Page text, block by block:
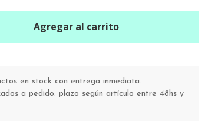
Agregar al carrito
en stock con entrega inmediata.
a pedido: plazo según artículo entre 48hs y